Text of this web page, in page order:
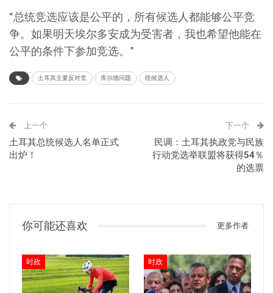
“总统竞选应该是公平的，所有候选人都能够公平竞
争。如果明天埃尔多安成为受害者，我也希望他能在
公平的条件下参加竞选。”
土耳其主要反对党 库尔德问题 统候选人
上一个
土耳其总统候选人名单正式
出炉！
下一个
民调：土耳其执政党与民族
行动党选举联盟将获得54％
的选票
你可能还喜欢 更多作者
时政 时政